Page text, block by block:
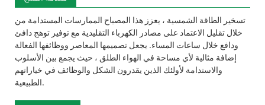
تسخير الطاقة الشمسية ، يعزز هذا المصباح الممارسات المستدامة من
خلال تقليل الاعتماد على مصادر الكهرباء التقليدية مع توفير توهج دافئ
ودافع خلال ساعات المساء. يجعل تصميمها المعاصر ووظائفها الفعالة
إضافة مثالية لأي مساحة في الهواء الطلق ، حيث يجمع بين الأسلوب
والاستدامة لأولئك الذين يقدرون الشكل والوظائف في خياراتهم
الطبيعية.